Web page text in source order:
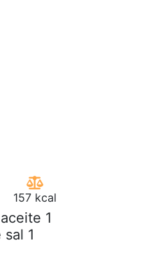
157 kcal
1
1